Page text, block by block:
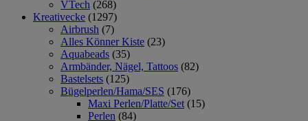
VTech (268)
Kreativecke (1297)
Airbrush (7)
Alles Könner Kiste (23)
Aquabeads (35)
Armbänder, Nägel, Tattoos (82)
Bastelsets (125)
Bügelperlen/Hama/SES (176)
Maxi Perlen/Platte/Set (15)
Perlen (84)